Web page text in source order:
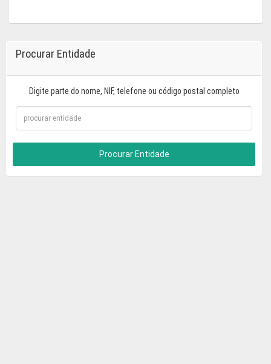
Procurar Entidade
Digite parte do nome, NIF, telefone ou código postal completo
Procurar Entidade